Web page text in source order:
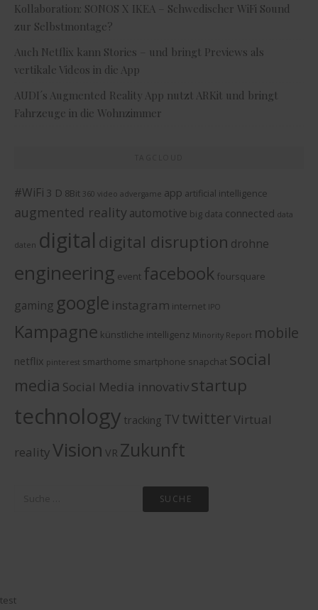
Kollaboration: SONOS X IKEA – Schwedischer WiFi Sound
zur Selbstmontage?
Auch Netflix kann Stories – und bringt Previews als
vertikale Videos in die App
AUDI´s Augmented Reality App nutzt ARKit und bringt
Fahrzeuge in die Wohnzimmer
#WiFi 3 D 8Bit 360 video advergame app artificial intelligence
augmented reality automotive big data connected data
daten digital digital disruption drohne
engineering event facebook foursquare
gaming google instagram internet IPO
Kampagne künstliche intelligenz Minority Report mobile
netflix pinterest smarthome smartphone snapchat social
media Social Media innovativstartup
technology tracking TV twitterVirtual
realityVision VR Zukunft
test